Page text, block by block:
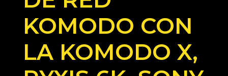
KOMODO CON
LA KOMODO X,